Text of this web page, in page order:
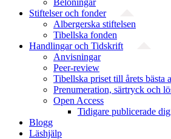
Belöningar
Stiftelser och fonder
Albergerska stiftelsen
Tibellska fonden
Handlingar och Tidskrift
Anvisningar
Peer-review
Tibellska priset till årets bästa
Prenumeration, särtryck och
Open Access
Tidigare publicerade
Blogg
Läshjälp